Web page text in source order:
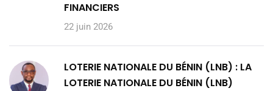
FINANCIERS
22 juin 2026
LOTERIE NATIONALE DU BÉNIN (LNB) : LA
LOTERIE NATIONALE DU BÉNIN (LNB)